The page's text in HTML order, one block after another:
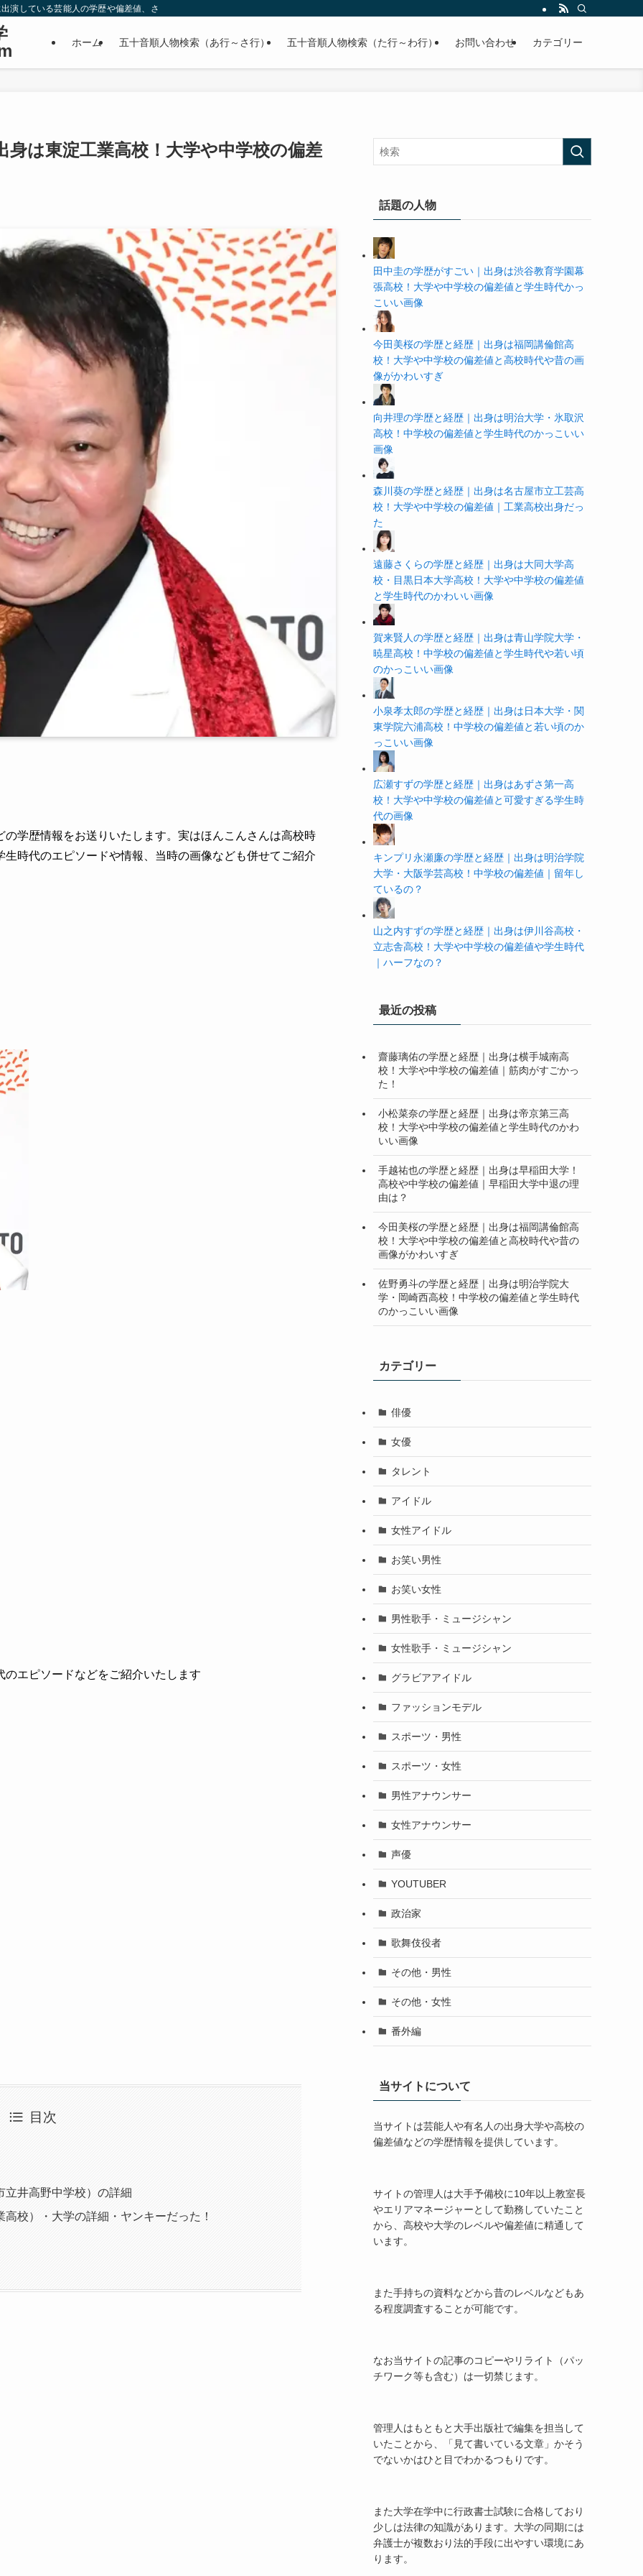
演している芸能人の学歴や偏差値、さらに政治家やスポーツ選手などの有名人の学歴や高校・大学の偏差値まで紹介していきます。
ホーム 五十音順人物検索（あ行～さ行） 五十音順人物検索（た行～わ行） お問い合わせ カテゴリー
は東淀工業高校！大学や中学校の偏差
学歴情報をお送りいたします。実はほんこんさんは高校時
時代のエピソードや情報、当時の画像なども併せてご紹介
エピソードなどをご紹介いたします
目次
立井高野中学校）の詳細
校）・大学の詳細・ヤンキーだった！
話題の人物
田中圭の学歴がすごい｜出身は渋谷教育学園幕
張高校！大学や中学校の偏差値と学生時代かっ
こいい画像
今田美桜の学歴と経歴｜出身は福岡講倫館高
校！大学や中学校の偏差値と高校時代や昔の画
像がかわいすぎ
向井理の学歴と経歴｜出身は明治大学・氷取沢
高校！中学校の偏差値と学生時代のかっこいい
画像
森川葵の学歴と経歴｜出身は名古屋市立工芸高
校！大学や中学校の偏差値｜工業高校出身だっ
た
遠藤さくらの学歴と経歴｜出身は大同大学高
校・目黒日本大学高校！大学や中学校の偏差値
と学生時代のかわいい画像
賀来賢人の学歴と経歴｜出身は青山学院大学・
暁星高校！中学校の偏差値と学生時代や若い頃
のかっこいい画像
小泉孝太郎の学歴と経歴｜出身は日本大学・関
東学院六浦高校！中学校の偏差値と若い頃のか
っこいい画像
広瀬すずの学歴と経歴｜出身はあずさ第一高
校！大学や中学校の偏差値と可愛すぎる学生時
代の画像
キンプリ永瀬廉の学歴と経歴｜出身は明治学院
大学・大阪学芸高校！中学校の偏差値｜留年し
ているの？
山之内すずの学歴と経歴｜出身は伊川谷高校・
立志舎高校！大学や中学校の偏差値や学生時代
｜ハーフなの？
最近の投稿
齋藤璃佑の学歴と経歴｜出身は横手城南高
校！大学や中学校の偏差値｜筋肉がすごかっ
た！
小松菜奈の学歴と経歴｜出身は帝京第三高
校！大学や中学校の偏差値と学生時代のかわ
いい画像
手越祐也の学歴と経歴｜出身は早稲田大学！
高校や中学校の偏差値｜早稲田大学中退の理
由は？
今田美桜の学歴と経歴｜出身は福岡講倫館高
校！大学や中学校の偏差値と高校時代や昔の
画像がかわいすぎ
佐野勇斗の学歴と経歴｜出身は明治学院大
学・岡崎西高校！中学校の偏差値と学生時代
のかっこいい画像
カテゴリー
俳優
女優
タレント
アイドル
女性アイドル
お笑い男性
お笑い女性
男性歌手・ミュージシャン
女性歌手・ミュージシャン
グラビアアイドル
ファッションモデル
スポーツ・男性
スポーツ・女性
男性アナウンサー
女性アナウンサー
声優
YOUTUBER
政治家
歌舞伎役者
その他・男性
その他・女性
番外編
当サイトについて
当サイトは芸能人や有名人の出身大学や高校の
偏差値などの学歴情報を提供しています。
サイトの管理人は大手予備校に10年以上教室長
やエリアマネージャーとして勤務していたこと
から、高校や大学のレベルや偏差値に精通して
います。
また手持ちの資料などから昔のレベルなどもあ
る程度調査することが可能です。
なお当サイトの記事のコピーやリライト（パッ
チワーク等も含む）は一切禁じます。
管理人はもともと大手出版社で編集を担当して
いたことから、「見て書いている文章」かそう
でないかはひと目でわかるつもりです。
また大学在学中に行政書士試験に合格しており
少しは法律の知識があります。大学の同期には
弁護士が複数おり法的手段に出やすい環境にあ
ります。